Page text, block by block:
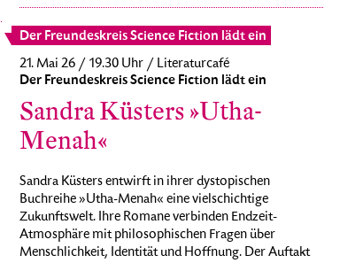
Der Freundeskreis Science Fiction lädt ein
21. Mai 26 / 19.30 Uhr / Literaturcafé
Der Freundeskreis Science Fiction lädt ein
Sandra Küsters »Utha-
Menah«
Sandra Küsters entwirft in ihrer dystopischen
Buchreihe »Utha-Menah« eine vielschichtige
Zukunftswelt. Ihre Romane verbinden Endzeit-
Atmosphäre mit philosophischen Fragen über
Menschlichkeit, Identität und Hoffnung. Der Auftakt